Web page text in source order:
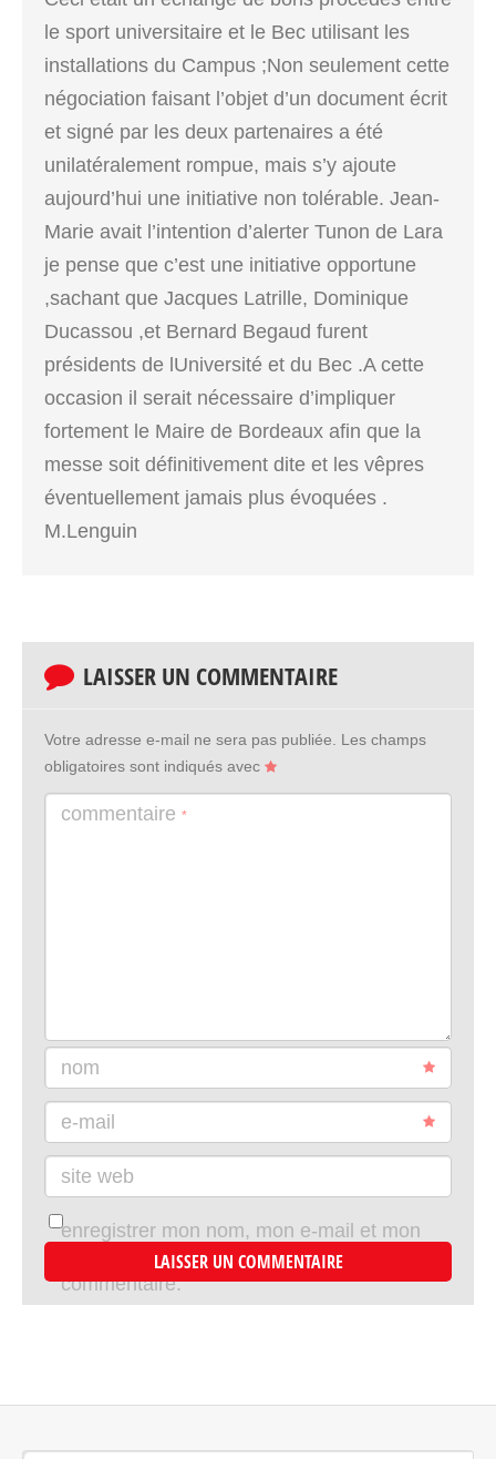
le sport universitaire et le Bec utilisant les
installations du Campus ;Non seulement cette
négociation faisant l’objet d’un document écrit
et signé par les deux partenaires a été
unilatéralement rompue, mais s’y ajoute
aujourd’hui une initiative non tolérable. Jean-
Marie avait l’intention d’alerter Tunon de Lara
je pense que c’est une initiative opportune
,sachant que Jacques Latrille, Dominique
Ducassou ,et Bernard Begaud furent
présidents de lUniversité et du Bec .A cette
occasion il serait nécessaire d’impliquer
fortement le Maire de Bordeaux afin que la
messe soit définitivement dite et les vêpres
éventuellement jamais plus évoquées .
M.Lenguin
LAISSER UN COMMENTAIRE
Votre adresse e-mail ne sera pas publiée.
Les champs
obligatoires sont indiqués avec
commentaire *
nom
e-mail
site web
enregistrer mon nom, mon e-mail et mon
site dans le navigateur pour mon prochain
commentaire.